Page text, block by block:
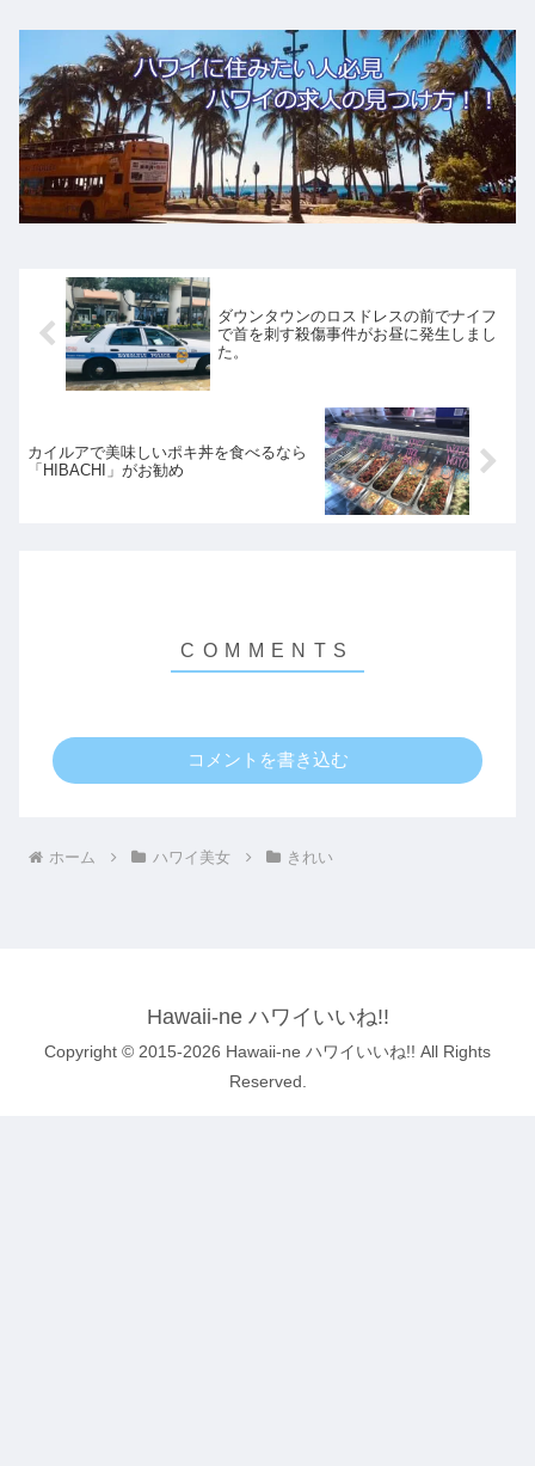
ダウンタウンのロスドレスの前でナイフ
で首を刺す殺傷事件がお昼に発生しまし
た。
カイルアで美味しいポキ丼を食べるなら
「HIBACHI」がお勧め
コメントを書き込む
ホーム ハワイ美女 きれい
Hawaii-ne ハワイいいね!!
Copyright © 2015-2026 Hawaii-ne ハワイいいね!! All Rights
Reserved.